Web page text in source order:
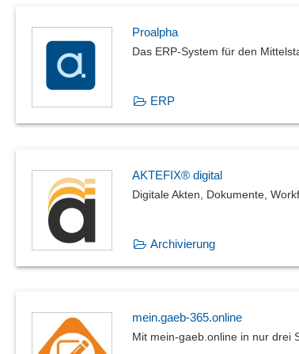
Proalpha
Das ERP-System für den
ERP
AKTEFIX® digital
Digitale Akten, Dokumente,
Archivierung
mein.gaeb-365.online
Mit mein-gaeb.online in nur drei